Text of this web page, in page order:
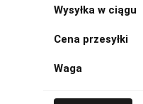
Wysyłka w ciągu
Cena przesyłki
Waga